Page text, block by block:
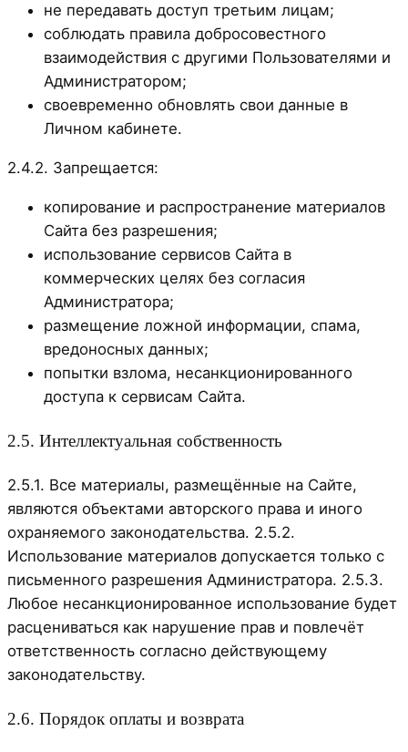
не передавать доступ третьим лицам;
соблюдать правила добросовестного
взаимодействия с другими Пользователями и
Администратором;
своевременно обновлять свои данные в
Личном кабинете.
2.4.2. Запрещается:
копирование и распространение материалов
Сайта без разрешения;
использование сервисов Сайта в
коммерческих целях без согласия
Администратора;
размещение ложной информации, спама,
вредоносных данных;
попытки взлома, несанкционированного
доступа к сервисам Сайта.
2.5. Интеллектуальная собственность
2.5.1. Все материалы, размещённые на Сайте,
являются объектами авторского права и иного
охраняемого законодательства. 2.5.2.
Использование материалов допускается только с
письменного разрешения Администратора. 2.5.3.
Любое несанкционированное использование будет
расцениваться как нарушение прав и повлечёт
ответственность согласно действующему
законодательству.
2.6. Порядок оплаты и возврата